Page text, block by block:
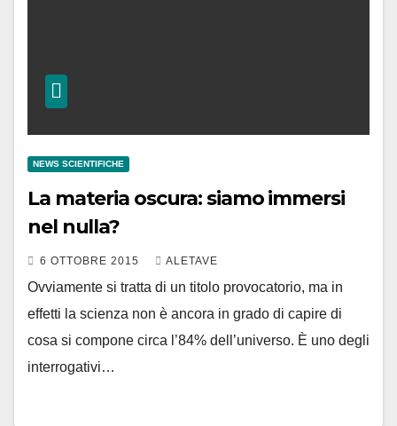
NEWS SCIENTIFICHE
La materia oscura: siamo immersi
nel nulla?
6 OTTOBRE 2015 ALETAVE
Ovviamente si tratta di un titolo provocatorio, ma in
effetti la scienza non è ancora in grado di capire di
cosa si compone circa l’84% dell’universo. È uno degli
interrogativi…